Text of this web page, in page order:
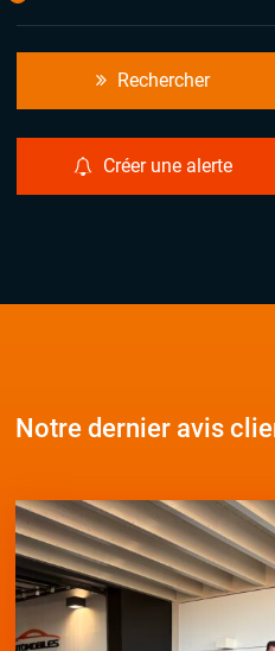
Rechercher
Créer une alerte
Notre dernier avis